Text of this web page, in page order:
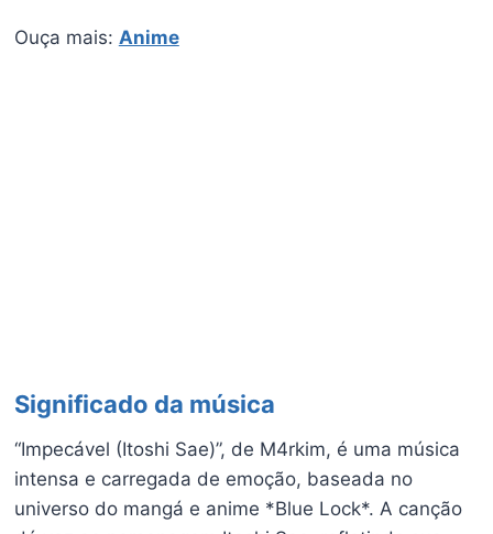
Ouça mais: Anime
Significado da música
“Impecável (Itoshi Sae)”, de M4rkim, é uma música
intensa e carregada de emoção, baseada no
universo do mangá e anime *Blue Lock*. A canção